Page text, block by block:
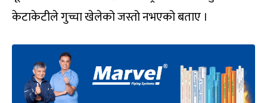
केटाकेटीले गुच्चा खेलेको जस्तो नभएको बताए ।